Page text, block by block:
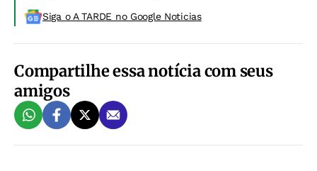
Siga o A TARDE no Google Noticias
Compartilhe essa notícia com seus
amigos